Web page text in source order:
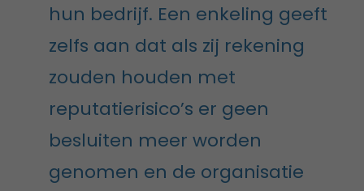
hun bedrijf. Een enkeling geeft
zelfs aan dat als zij rekening
zouden houden met
reputatierisico’s er geen
besluiten meer worden
genomen en de organisatie